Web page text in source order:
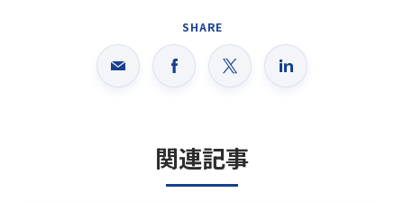
SHARE
関連記事